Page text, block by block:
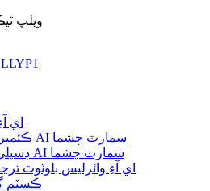
ويلپ
اي
ڪئميرا سان گڏ AI سمارٽ چشما
ڊسپلي سان گڏ AI سمارٽ چشما
اي آءِ وائرليس بلوٽوٿ
ڪسٽم